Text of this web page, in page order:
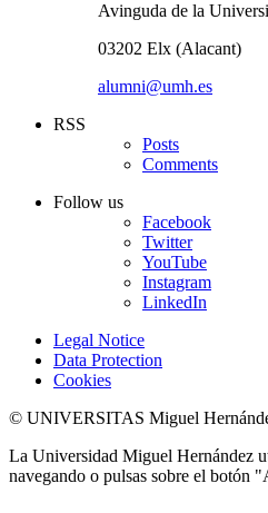
Avinguda de la
03202 Elx (Alacant)
alumni@umh.es
RSS
Posts
Comments
Follow us
Facebook
Twitter
YouTube
Instagram
LinkedIn
Legal Notice
Data Protection
Cookies
© UNIVERSITAS Miguel
La Universidad Miguel Hernández
navegando o pulsas sobre el botón